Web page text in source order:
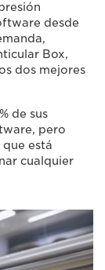
desde
Box,
dos mejores
de sus
pero
está
cualquier